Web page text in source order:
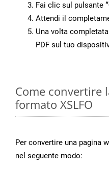
Fai clic sul pulsante
Attendi il
Una volta
PDF sul tuo
Come convertire
formato XSLFO
Per convertire una pagina
nel seguente modo: